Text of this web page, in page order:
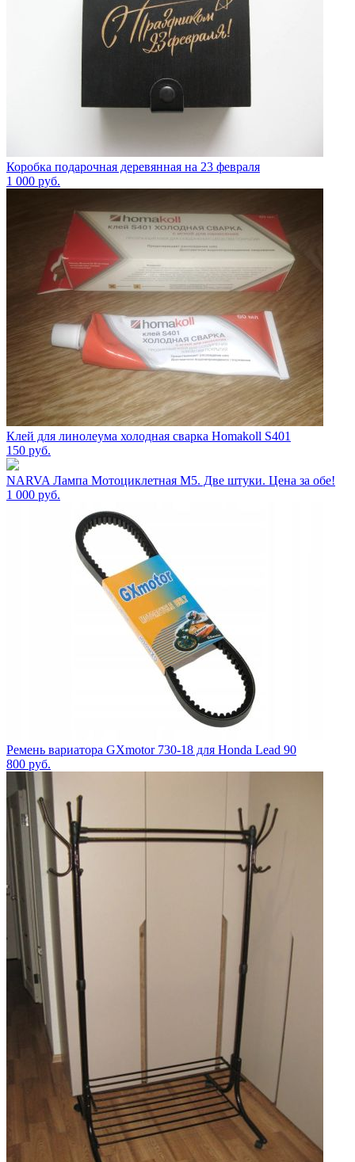
Коробка подарочная деревянная на 23 февраля
1 000 руб.
Клей для линолеума холодная сварка Homakoll S401
150 руб.
NARVA Лампа Мотоциклетная M5. Две штуки. Цена за обе!
1 000 руб.
Ремень вариатора GXmotor 730-18 для Honda Lead 90
800 руб.